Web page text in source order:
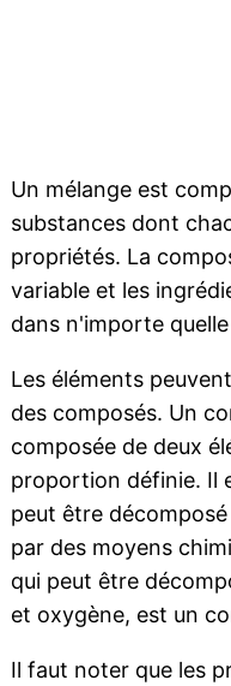
Un mélange est
substances dont
propriétés. La
variable et les
dans n'importe
Les éléments
des composés. Un
composée de deux
proportion définie. Il
peut être
par des moyens
qui peut être
et oxygène, est un
Il faut noter que les